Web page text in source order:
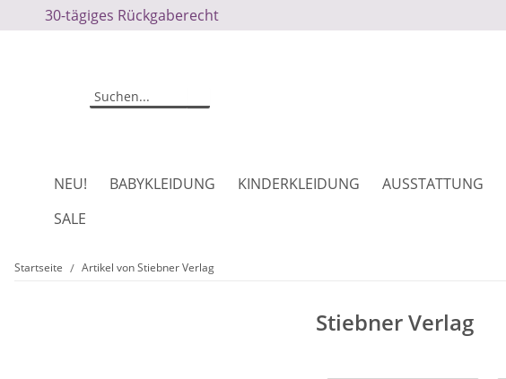
30-tägiges Rückgaberecht
NEU! BABYKLEIDUNG KINDERKLEIDUNG AUSSTATTUNG
SALE
Startseite Artikel von Stiebner Verlag
Stiebner Verlag